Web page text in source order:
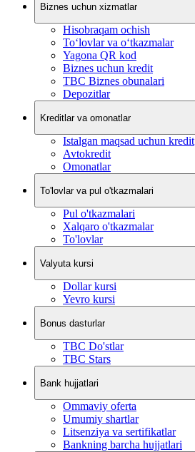
Biznes uchun xizmatlar
Hisobraqam ochish
To‘lovlar va o‘tkazmalar
Yagona QR kod
Biznes uchun kredit
TBC Biznes obunalari
Depozitlar
Kreditlar va omonatlar
Istalgan maqsad uchun kredit
Avtokredit
Omonatlar
To'lovlar va pul o'tkazmalari
Pul o'tkazmalari
Xalqaro o'tkazmalar
To'lovlar
Valyuta kursi
Dollar kursi
Yevro kursi
Bonus dasturlar
TBC Do'stlar
TBC Stars
Bank hujjatlari
Ommaviy oferta
Umumiy shartlar
Litsenziya va sertifikatlar
Bankning barcha hujjatlari